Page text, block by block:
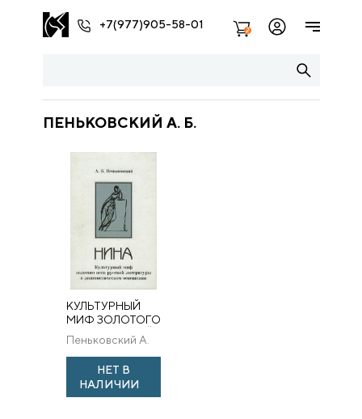
+7(977)905-58-01 2
ПЕНЬКОВСКИЙ А. Б.
КУЛЬТУРНЫЙ
МИФ ЗОЛОТОГО
ВЕКА РУССКОЙ
ЛИТЕРАТУРЫ В
ЛИНГВИСТИЧЕСКОМ
ОСВЕЩЕНИИ.
ИЗДАНИЕ
Пеньковский А.
НЕТ В
НАЛИЧИИ